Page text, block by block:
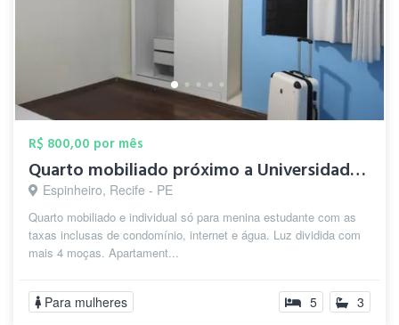
R$ 800,00 por mês
Quarto mobiliado próximo a Universidade ...
Espinheiro, Recife - PE
Quarto mobiliado e individual só para menina estudante com as
taxas inclusas de condomínio, internet e água. Luz dividida com
mais 4 moças. Apartament...
Para mulheres 5 3